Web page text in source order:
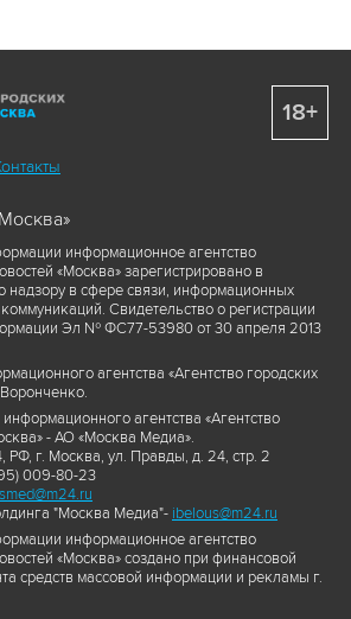
информационное агентство
«Москва» зарегистрировано в
надзору в сфере связи, информационных
Свидетельство о регистрации
Эл № ФС77-53980 от 30 апреля 2013
агентства «Агентство городских
агентства «Агентство
- АО «Москва Медиа».
РФ, г. Москва, ул. Правды, д. 24, стр. 2
009-80-23
"Москва Медиа"- ibelous@m24.ru
информационное агентство
«Москва» создано при финансовой
средств массовой информации и рекламы г.
18+